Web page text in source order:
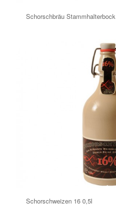
Schorschbräu Stammhalterbock
Schorschweizen 16 0,5l